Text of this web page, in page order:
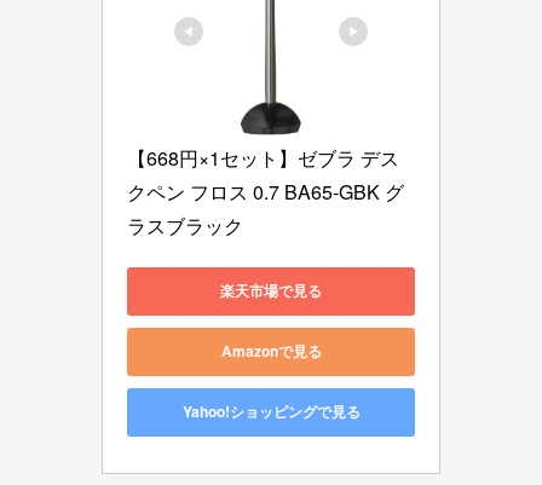
【668円×1セット】ゼブラ デス
クペン フロス 0.7 BA65-GBK グ
ラスブラック
楽天市場で見る
Amazonで見る
Yahoo!ショッピングで見る